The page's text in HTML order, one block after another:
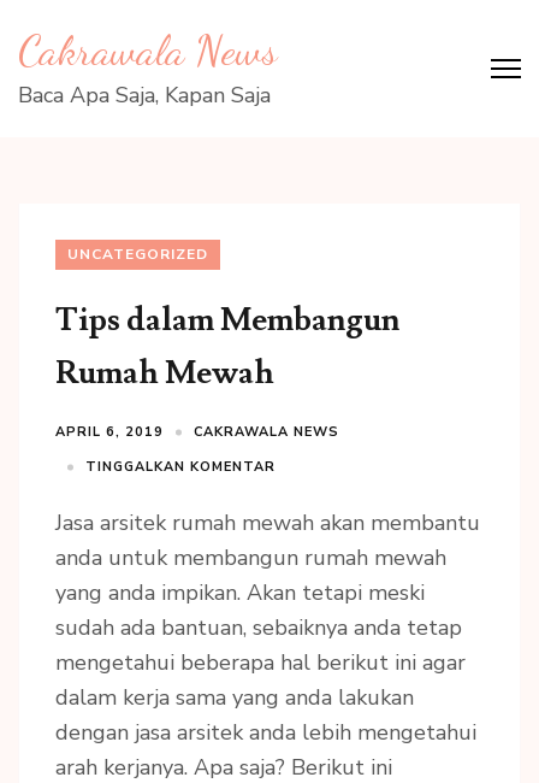
ke
konten
Cakrawala News
Baca Apa Saja, Kapan Saja
UNCATEGORIZED
Tips dalam Membangun
Rumah Mewah
APRIL 6, 2019
CAKRAWALA NEWS
TINGGALKAN KOMENTAR
Jasa arsitek rumah mewah akan membantu
anda untuk membangun rumah mewah
yang anda impikan. Akan tetapi meski
sudah ada bantuan, sebaiknya anda tetap
mengetahui beberapa hal berikut ini agar
dalam kerja sama yang anda lakukan
dengan jasa arsitek anda lebih mengetahui
arah kerjanya. Apa saja? Berikut ini